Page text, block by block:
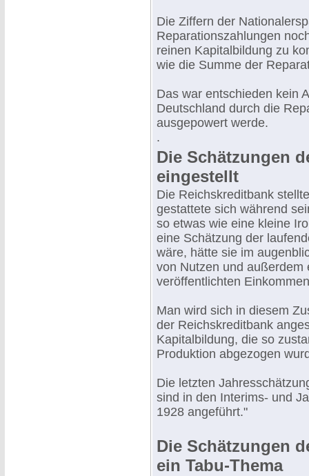
Die Ziffern der
Reparationszahlungen
reinen Kapitalbildung zu
wie die Summe der
Das war entschieden kein
Deutschland durch die
ausgepowert werde.
.
Die Schätzungen
eingestellt
Die Reichskreditbank
gestattete sich während
so etwas wie eine kleine
eine Schätzung der
wäre, hätte sie im
von Nutzen und außerdem
veröffentlichten
Man wird sich in diesem
der Reichskreditbank
Kapitalbildung, die so
Produktion abgezogen
Die letzten
sind in den Interims- und
1928 angeführt."
Die Schätzungen
ein Tabu-Thema